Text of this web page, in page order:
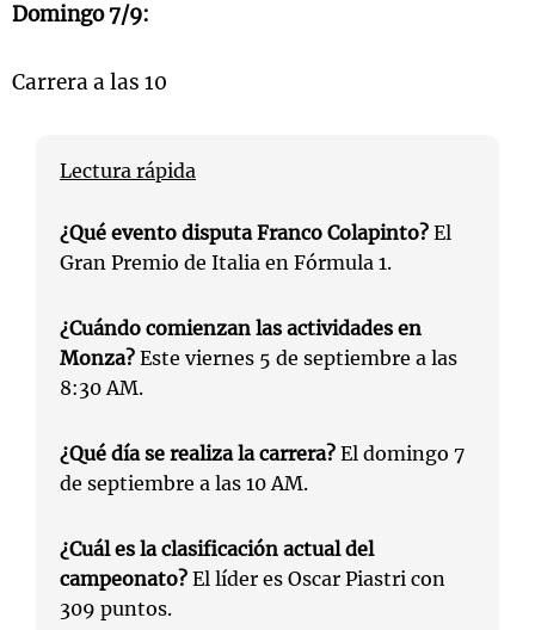
Domingo 7/9:
Carrera a las 10
Lectura rápida
¿Qué evento disputa Franco Colapinto? El
Gran Premio de Italia en Fórmula 1.
¿Cuándo comienzan las actividades en
Monza? Este viernes 5 de septiembre a las
8:30 AM.
¿Qué día se realiza la carrera? El domingo 7
de septiembre a las 10 AM.
¿Cuál es la clasificación actual del
campeonato? El líder es Oscar Piastri con
309 puntos.